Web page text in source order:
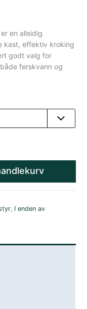
er en allsidig
kast, effektiv kroking
godt valg for
ferskvann og
, I enden av